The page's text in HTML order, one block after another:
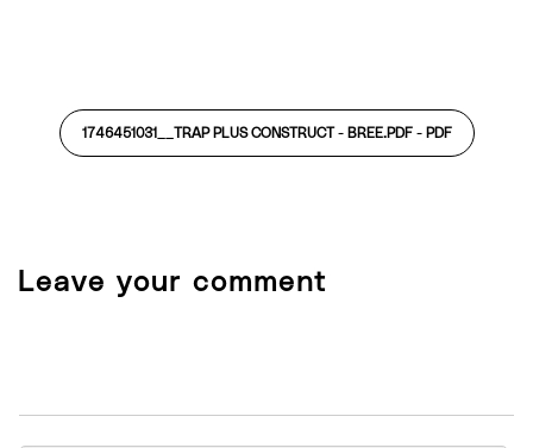
1746451031__TRAP PLUS CONSTRUCT - BREE.PDF - PDF
Leave your comment